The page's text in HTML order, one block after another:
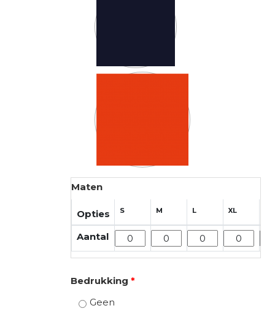
Maten
Opties S M L XL
Aantal
Bedrukking *
Geen